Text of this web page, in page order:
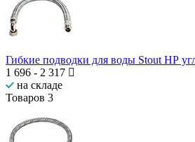
Гибкие подводки для воды Stout НР
1 696 - 2 317
на складе
Товаров 3